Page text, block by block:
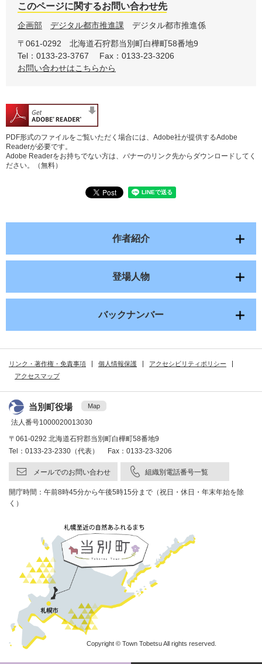
このページに関するお問い合わせ先
企画部 デジタル都市推進課
デジタル都市推進係
〒061-0292
北海道石狩郡当別町白樺町58番地9
Tel：0133-23-3767
Fax：0133-23-3206
お問い合わせはこちらから
PDF形式のファイルをご覧いただく場合には、Adobe社が提供するAdobe
Readerが必要です。
Adobe Readerをお持ちでない方は、バナーのリンク先からダウンロードしてく
ださい。（無料）
作者紹介
登場人物
バックナンバー
リンク・著作権・免責事項 個人情報保護
アクセシビリティポリシー
アクセスマップ
当別町役場 Map
法人番号1000020013030
〒061-0292 北海道石狩郡当別町白樺町58番地9
Tel：0133-23-2330（代表） Fax：0133-23-3206
メールでのお問い合わせ 組織別電話番号一覧
開庁時間：午前8時45分から午後5時15分まで（祝日・休日・年末年始を除
く）
Copyright © Town Tobetsu All rights reserved.